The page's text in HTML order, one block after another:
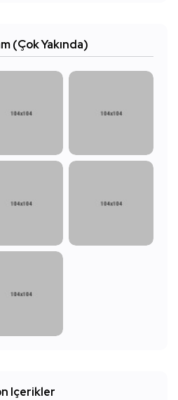
(Çok Yakında)
Içerikler